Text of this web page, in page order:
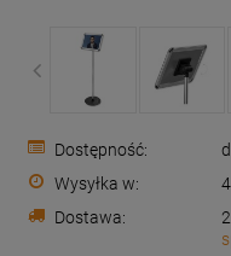
Dostępność:
Wysyłka w:
Dostawa:
Cena nie zawiera